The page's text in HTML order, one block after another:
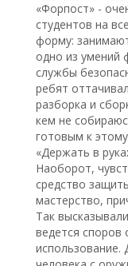
«Форпост» -
студентов на
форму:
одно из умений
службы
ребят
разборка и
кем не
готовым к
«Держать в
Наоборот,
средство
мастерство,
Так
ведется
использование.